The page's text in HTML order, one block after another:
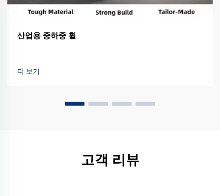
산업용 중하중 휠
더 보기
고객 리뷰